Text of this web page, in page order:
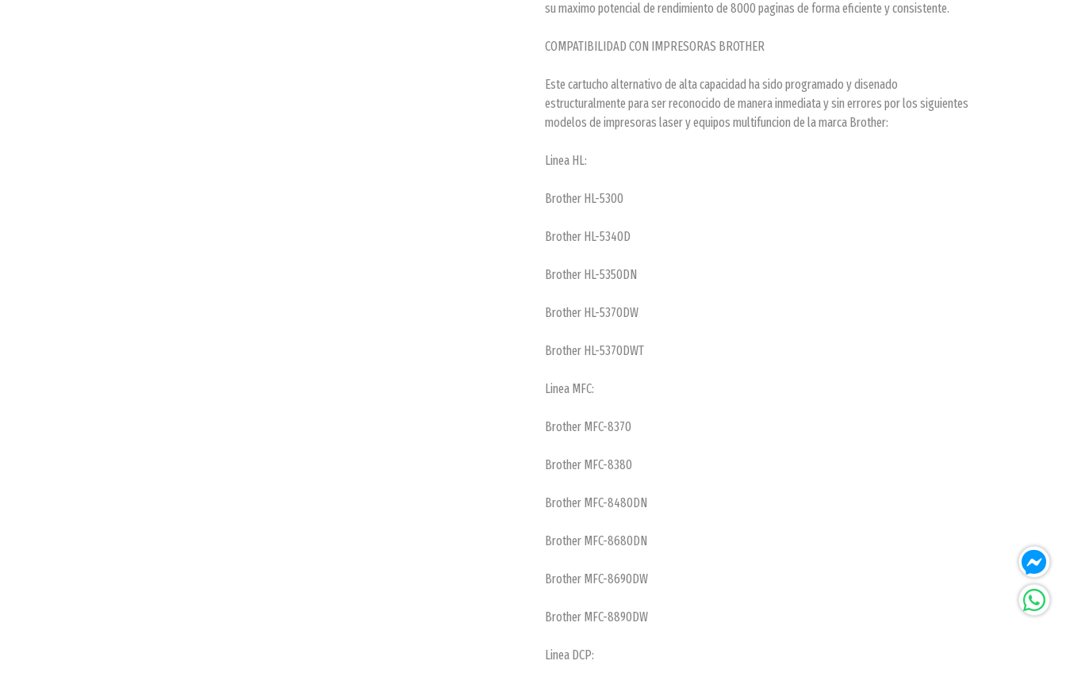
su maximo potencial de rendimiento de 8000 paginas de forma eficiente y consistente.
COMPATIBILIDAD CON IMPRESORAS BROTHER
Este cartucho alternativo de alta capacidad ha sido programado y disenado
estructuralmente para ser reconocido de manera inmediata y sin errores por los siguientes
modelos de impresoras laser y equipos multifuncion de la marca Brother:
Linea HL:
Brother HL-5300
Brother HL-5340D
Brother HL-5350DN
Brother HL-5370DW
Brother HL-5370DWT
Linea MFC:
Brother MFC-8370
Brother MFC-8380
Brother MFC-8480DN
Brother MFC-8680DN
Brother MFC-8690DW
Brother MFC-8890DW
Linea DCP: